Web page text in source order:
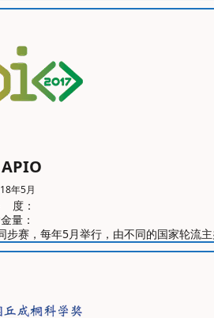
年5月
度：
量：
，每年5月举行，由不同的国家轮流